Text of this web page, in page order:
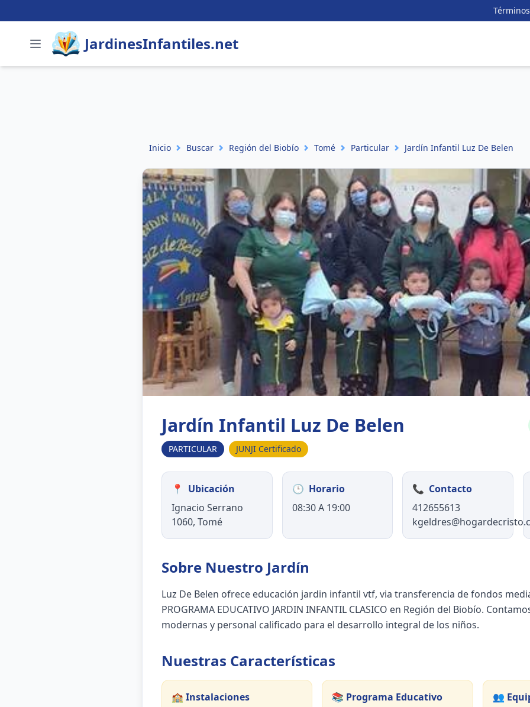
JardinesInfantiles.net
Inicio Buscar Región del Biobío Tomé Particular Jardín Infantil Luz De Belen
Jardín Infantil Luz De Belen
PARTICULAR JUNJI Certificado
📍
Ubicación
Ignacio Serrano
1060, Tomé
🕒 Horario
08:30 A 19:00
📞 Contacto
412655613
Sobre Nuestro Jardín
Luz De Belen ofrece educación jardin infantil vtf, via transferencia de fondos
PROGRAMA EDUCATIVO JARDIN INFANTIL CLASICO en Región del Biobío.
modernas y personal calificado para el desarrollo integral de los niños.
Nuestras Características
🏫 Instalaciones
📚 Programa Educativo
👥